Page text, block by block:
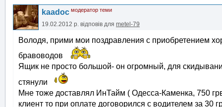
kaadoc модератор теми
19.02.2012 р. відповів для metel-79
Володя, прими мои поздравления с приобретением
бравоводов
Ящик не просто большой- он огромный, для
стянули
Мне тоже доставлял ИнТайм ( Одесса-Каменка, 750
клиент то при оплате договорился с водителем за 30